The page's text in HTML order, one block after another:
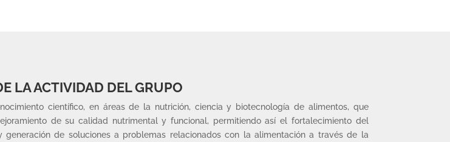
LA ACTIVIDAD DEL GRUPO
científico, en áreas de la nutrición, ciencia y biotecnología de alimentos, que
de su calidad nutrimental y funcional, permitiendo así el fortalecimiento del
de soluciones a problemas relacionados con la alimentación a través de la